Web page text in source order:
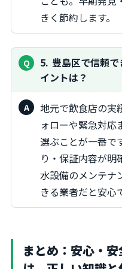
きく節約します。
5 豊島区で信頼
イントは？
地元で飲食店の実績が豊富な業者、アフターフ
ォローや緊急対応
選ぶことが一番で
り・保証内容が明
水設備のメンテナ
きる業者だと安心
まとめ：安心・